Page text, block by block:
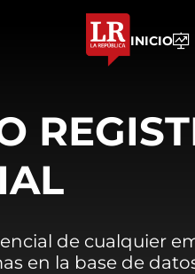
INICIO
de cualquier
en la base de